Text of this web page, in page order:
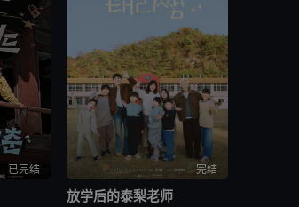
已完结 完结
放学后的泰梨老师